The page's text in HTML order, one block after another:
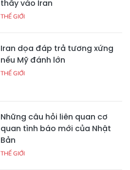
thấy vào Iran
THẾ GIỚI
Iran dọa đáp trả tương xứng
nếu Mỹ đánh lớn
THẾ GIỚI
Những câu hỏi liên quan cơ
quan tình báo mới của Nhật
Bản
THẾ GIỚI